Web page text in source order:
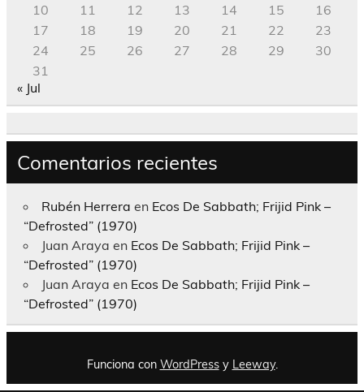
10
11 12 13 14 15
16
17
18 19 20 21 22
23
24
25 26 27 28 29
30
31
« Jul
Comentarios recientes
Rubén Herrera en Ecos De Sabbath; Frijid Pink –
“Defrosted” (1970)
Juan Araya en Ecos De Sabbath; Frijid Pink –
“Defrosted” (1970)
Juan Araya en Ecos De Sabbath; Frijid Pink –
“Defrosted” (1970)
Funciona con WordPressy Leeway.